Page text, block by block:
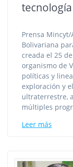
Prensa Mincyt/
Bolivariana
creada el 25
organismo de
políticas y
exploración y
ultraterrestre,
múltiples
Leer más